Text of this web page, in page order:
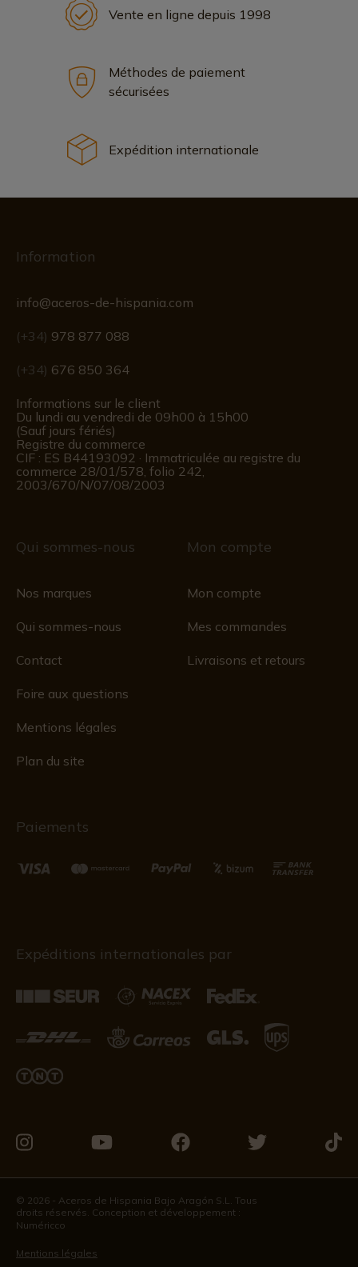
Vente en ligne depuis 1998
Méthodes de paiement
sécurisées
Expédition internationale
Information
info@aceros-de-hispania.com
(+34) 978 877 088
(+34) 676 850 364
Informations sur le client
Du lundi au vendredi de 09h00 à 15h00
(Sauf jours fériés)
Registre du commerce
CIF : ES B44193092 · Immatriculée au registre du
commerce 28/01/578, folio 242,
2003/670/N/07/08/2003
Qui sommes-nous
Nos marques
Qui sommes-nous
Contact
Foire aux questions
Mentions légales
Plan du site
Mon compte
Mon compte
Mes commandes
Livraisons et retours
Paiements
Expéditions internationales par
nous
sur
Instagram
nous
sur
Youtube
nous
sur
Facebook
nous
sur
nous
© 2026 - Aceros de Hispania Bajo Aragón S.L. Tous
droits réservés. Conception et développement :
Numéricco
Mentions légales